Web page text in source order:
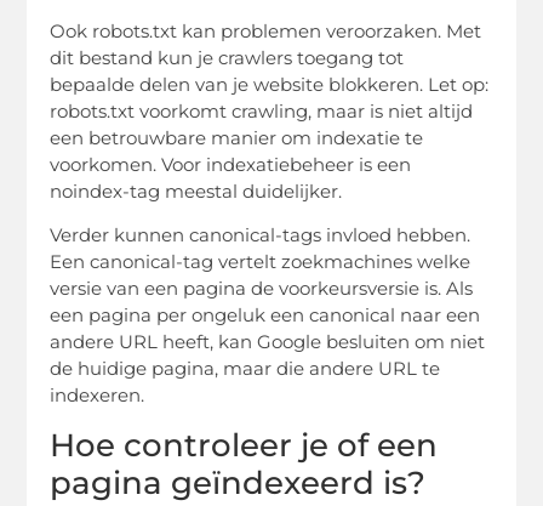
Ook robots.txt kan problemen veroorzaken. Met
dit bestand kun je crawlers toegang tot
bepaalde delen van je website blokkeren. Let op:
robots.txt voorkomt crawling, maar is niet altijd
een betrouwbare manier om indexatie te
voorkomen. Voor indexatiebeheer is een
noindex-tag meestal duidelijker.
Verder kunnen canonical-tags invloed hebben.
Een canonical-tag vertelt zoekmachines welke
versie van een pagina de voorkeursversie is. Als
een pagina per ongeluk een canonical naar een
andere URL heeft, kan Google besluiten om niet
de huidige pagina, maar die andere URL te
indexeren.
Hoe controleer je of een
pagina geïndexeerd is?